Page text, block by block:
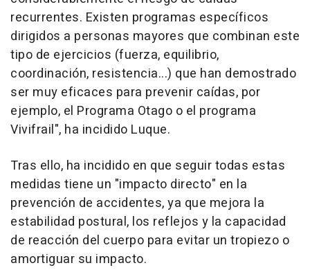
recurrentes. Existen programas específicos
dirigidos a personas mayores que combinan este
tipo de ejercicios (fuerza, equilibrio,
coordinación, resistencia...) que han demostrado
ser muy eficaces para prevenir caídas, por
ejemplo, el Programa Otago o el programa
Vivifrail", ha incidido Luque.
Tras ello, ha incidido en que seguir todas estas
medidas tiene un "impacto directo" en la
prevención de accidentes, ya que mejora la
estabilidad postural, los reflejos y la capacidad
de reacción del cuerpo para evitar un tropiezo o
amortiguar su impacto.